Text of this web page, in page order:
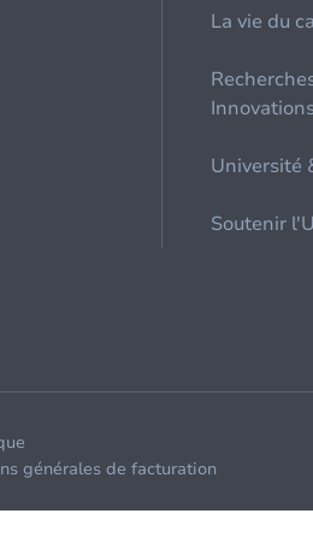
La vie du
Université
Soutenir
générales de facturation